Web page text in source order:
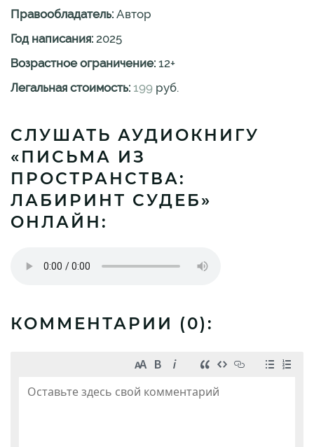
Правообладатель: Автор
Год написания: 2025
Возрастное ограничение: 12+
Легальная стоимость: 199 руб.
СЛУШАТЬ АУДИОКНИГУ
«ПИСЬМА ИЗ
ПРОСТРАНСТВА:
ЛАБИРИНТ СУДЕБ»
ОНЛАЙН:
КОММЕНТАРИИ (0):